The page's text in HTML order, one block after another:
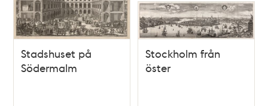
Stadshuset på
Södermalm
Stockholm från
öster